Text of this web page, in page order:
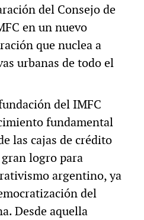
del Consejo de
en un nuevo
que nuclea a
urbanas de todo el
del IMFC
fundamental
las cajas de crédito
logro para
argentino, ya
del
Desde aquella